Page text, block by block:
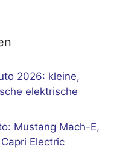
2026: kleine,
elektrische
Mustang Mach-E,
Electric